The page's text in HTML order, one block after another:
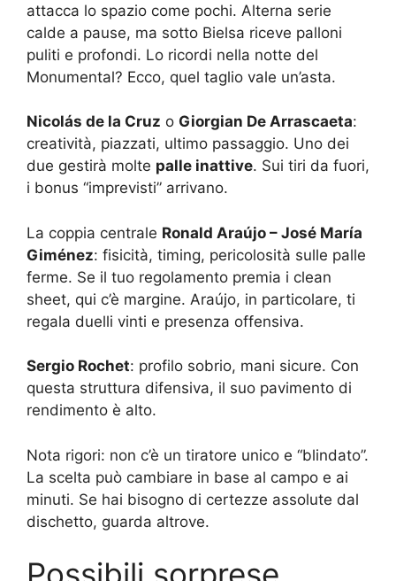
attacca lo spazio come pochi. Alterna serie
calde a pause, ma sotto Bielsa riceve palloni
puliti e profondi. Lo ricordi nella notte del
Monumental? Ecco, quel taglio vale un’asta.
Nicolás de la Cruz o Giorgian De Arrascaeta:
creatività, piazzati, ultimo passaggio. Uno dei
due gestirà molte palle inattive. Sui tiri da fuori,
i bonus “imprevisti” arrivano.
La coppia centrale Ronald Araújo – José María
Giménez: fisicità, timing, pericolosità sulle palle
ferme. Se il tuo regolamento premia i clean
sheet, qui c’è margine. Araújo, in particolare, ti
regala duelli vinti e presenza offensiva.
Sergio Rochet: profilo sobrio, mani sicure. Con
questa struttura difensiva, il suo pavimento di
rendimento è alto.
Nota rigori: non c’è un tiratore unico e “blindato”.
La scelta può cambiare in base al campo e ai
minuti. Se hai bisogno di certezze assolute dal
dischetto, guarda altrove.